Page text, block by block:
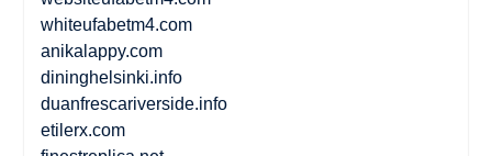
whiteufabetm4.com
anikalappy.com
dininghelsinki.info
duanfrescariverside.info
etilerx.com